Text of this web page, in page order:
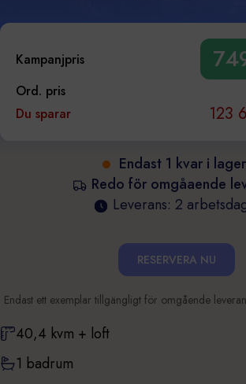
Kampanjpris
Ord. pris
Du sparar 123
Endast 1 kvar i
Redo för omgåaende
Leverans: 2
RESERVERA NU
Endast ett exemplar tillgängligt för omgående
40,4 kvm + loft
1 badrum